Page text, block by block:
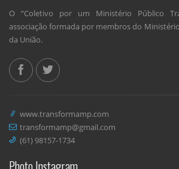
O “Coletivo por um Ministério Público
associação formada por membros do
da União.
www.transformamp.com
transformamp@gmail.com
(61) 98157-1734